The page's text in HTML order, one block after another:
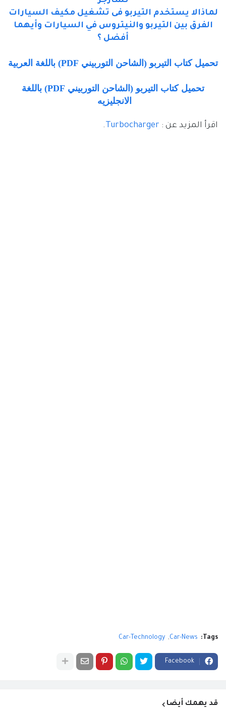
لماذالا يستخدم التيربو فى تشغيل مكيف السيارات
الفرق بين التيربو والنيتروس في السيارات وأيهما
أفضل ؟
تحميل كتاب التيربو (الشاحن التوربيني PDF) باللغة العربية
تحميل كتاب التيربو (الشاحن التوربيني PDF) باللغة
الانجليزيه
اقرأ المزيد عن : Turbocharger
.
Tags:
Car-News
Car-Technology
Facebook
قد يهمك أيضا